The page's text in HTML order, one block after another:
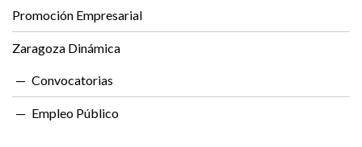
Promoción Empresarial
Zaragoza Dinámica
Convocatorias
Empleo Público